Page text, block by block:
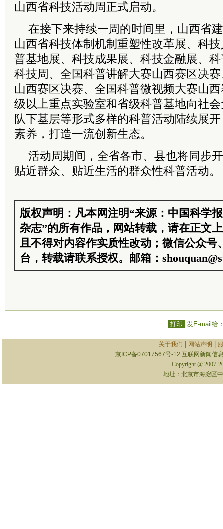
山西省科技活动周正式启动。
在接下来持续一周的时间里，山西省
山西省科技体制机制重塑性改革展、科
普基地展、科技成果展、科技金融展、
科技周、全国科普讲解大赛山西赛区决
山西赛区决赛、全国科普微视频大赛山
级以上重点实验室和省级科普基地向社
队下基层等形式多样的科普活动陆续展
素养，打造一流创新生态。
活动周期间，全省各市、县也将同步
贴近群众、贴近生活的群众性科普活动。
版权声明：凡本网注明“来源：中国科学
杂志”的所有作品，网站转载，请在正文
且不得对内容作实质性改动；微信公众号
台，转载请联系授权。邮箱：
打印 发E-mail给
关于我们 网站声明
京ICP备07017567号-12 互联网新闻信
Copyright @ 2007-
地址：北京市海淀区